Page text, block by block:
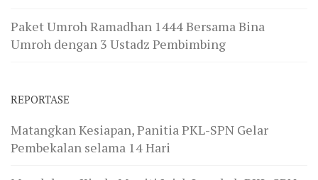
Paket Umroh Ramadhan 1444 Bersama Bina
Umroh dengan 3 Ustadz Pembimbing
REPORTASE
Matangkan Kesiapan, Panitia PKL-SPN Gelar
Pembekalan selama 14 Hari